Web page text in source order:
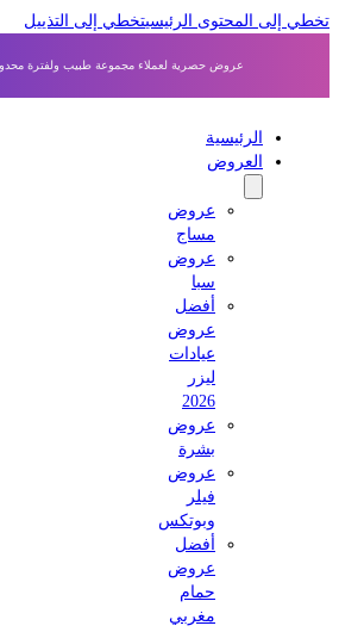
إلى المحتوى الرئيسي تخطي إلى التذييل
عروض حصرية لعملاء مجموعة طبيب ولفترة محدودة
الرئيسية
العروض
عروض
مساج
عروض
أفضل
عروض
عيادات
عروض
بشرة
عروض
وبوتكس
أفضل
عروض
حمام
مغربي